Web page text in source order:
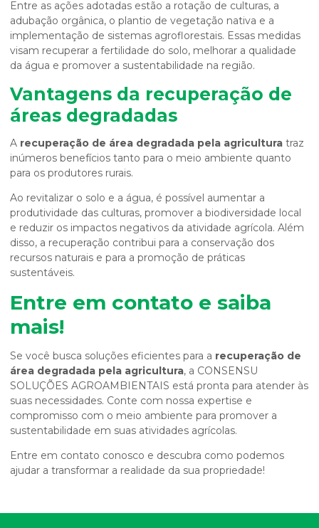
Entre as ações adotadas estão a rotação de culturas, a
adubação orgânica, o plantio de vegetação nativa e a
implementação de sistemas agroflorestais. Essas medidas
visam recuperar a fertilidade do solo, melhorar a qualidade
da água e promover a sustentabilidade na região.
Vantagens da recuperação de
áreas degradadas
A recuperação de área degradada pela agricultura traz
inúmeros benefícios tanto para o meio ambiente quanto
para os produtores rurais.
Ao revitalizar o solo e a água, é possível aumentar a
produtividade das culturas, promover a biodiversidade local
e reduzir os impactos negativos da atividade agrícola. Além
disso, a recuperação contribui para a conservação dos
recursos naturais e para a promoção de práticas
sustentáveis.
Entre em contato e saiba
mais!
Se você busca soluções eficientes para a recuperação de
área degradada pela agricultura, a CONSENSU
SOLUÇÕES AGROAMBIENTAIS está pronta para atender às
suas necessidades. Conte com nossa expertise e
compromisso com o meio ambiente para promover a
sustentabilidade em suas atividades agrícolas.
Entre em contato conosco e descubra como podemos
ajudar a transformar a realidade da sua propriedade!